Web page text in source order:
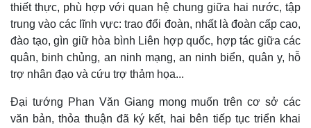
thiết thực, phù hợp với quan hệ chung giữa hai nước, tập
trung vào các lĩnh vực: trao đổi đoàn, nhất là đoàn cấp cao,
đào tạo, gìn giữ hòa bình Liên hợp quốc, hợp tác giữa các
quân, binh chủng, an ninh mạng, an ninh biển, quân y, hỗ
trợ nhân đạo và cứu trợ thảm họa...
Đại tướng Phan Văn Giang mong muốn trên cơ sở các
văn bản, thỏa thuận đã ký kết, hai bên tiếp tục triển khai